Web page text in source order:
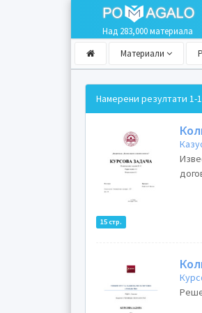
Над 283,000 материала
Материали
Намерени резултати 1-
15 стр.